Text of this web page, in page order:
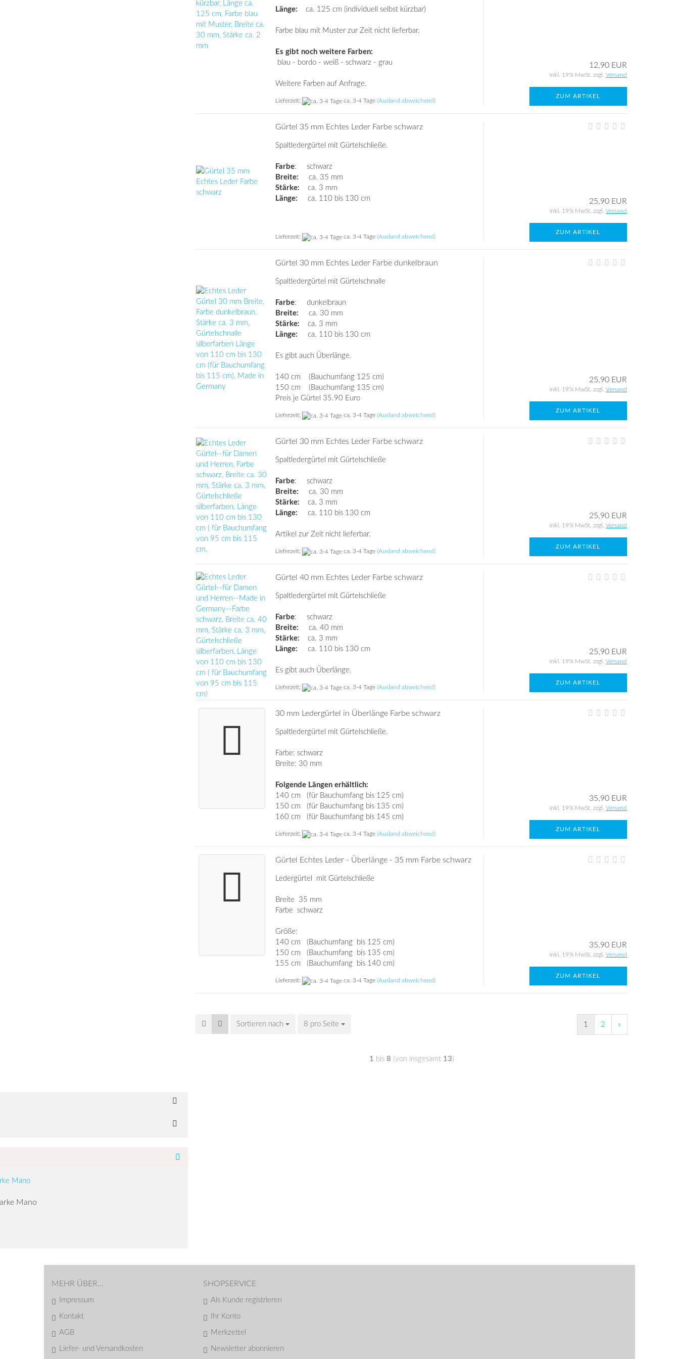
Länge: ca. 125 cm (individuell selbst kürzbar)
Farbe blau mit Muster zur Zeit nicht lieferbar.
Es gibt noch weitere Farben:
blau - bordo - weiß - schwarz - grau
Weitere Farben auf Anfrage.
Lieferzeit: ca. 3-4 Tage (Ausland abweichend)
12,90 EUR
inkl. 19% MwSt. zzgl. Versand
ZUM ARTIKEL
Gürtel 35 mm Echtes Leder Farbe schwarz
Spaltledergürtel mit Gürtelschließe.
Farbe: schwarz
Breite: ca. 35 mm
Stärke: ca. 3 mm
Länge: ca. 110 bis 130 cm
Lieferzeit: ca. 3-4 Tage (Ausland abweichend)
25,90 EUR
inkl. 19% MwSt. zzgl. Versand
ZUM ARTIKEL
Gürtel 30 mm Echtes Leder Farbe dunkelbraun
Spaltledergürtel mit Gürtelschnalle
Farbe: dunkelbraun
Breite: ca. 30 mm
Stärke: ca. 3 mm
Länge: ca. 110 bis 130 cm
Es gibt auch Überlänge.
140 cm (Bauchumfang 125 cm)
150 cm (Bauchumfang 135 cm)
Preis je Gürtel 35.90 Euro
Lieferzeit: ca. 3-4 Tage (Ausland abweichend)
25,90 EUR
inkl. 19% MwSt. zzgl. Versand
ZUM ARTIKEL
Gürtel 30 mm Echtes Leder Farbe schwarz
Spaltledergürtel mit Gürtelschließe
Farbe: schwarz
Breite: ca. 30 mm
Stärke: ca. 3 mm
Länge: ca. 110 bis 130 cm
Artikel zur Zeit nicht lieferbar.
Lieferzeit: ca. 3-4 Tage (Ausland abweichend)
25,90 EUR
inkl. 19% MwSt. zzgl. Versand
ZUM ARTIKEL
Gürtel 40 mm Echtes Leder Farbe schwarz
Spaltledergürtel mit Gürtelschließe
Farbe: schwarz
Breite: ca. 40 mm
Stärke: ca. 3 mm
Länge: ca. 110 bis 130 cm
Es gibt auch Überlänge.
Lieferzeit: ca. 3-4 Tage (Ausland abweichend)
25,90 EUR
inkl. 19% MwSt. zzgl. Versand
ZUM ARTIKEL
30 mm Ledergürtel in Überlänge Farbe schwarz
Spaltledergürtel mit Gürtelschließe.
Farbe: schwarz
Breite: 30 mm
Folgende Längen erhältlich:
140 cm (für Bauchumfang bis 125 cm)
150 cm (für Bauchumfang bis 135 cm)
160 cm (für Bauchumfang bis 145 cm)
Lieferzeit: ca. 3-4 Tage (Ausland abweichend)
35,90 EUR
inkl. 19% MwSt. zzgl. Versand
ZUM ARTIKEL
Gürtel Echtes Leder - Überlänge - 35 mm Farbe schwarz
Ledergürtel mit Gürtelschließe
Breite 35 mm
Farbe schwarz
Größe:
140 cm (Bauchumfang bis 125 cm)
150 cm (Bauchumfang bis 135 cm)
155 cm (Bauchumfang bis 140 cm)
Lieferzeit: ca. 3-4 Tage (Ausland abweichend)
35,90 EUR
inkl. 19% MwSt. zzgl. Versand
ZUM ARTIKEL
Sortieren nach 8 pro Seite 1 2 »
1 bis 8 (von insgesamt 13)
Mano
MEHR ÜBER...
Impressum
Kontakt
AGB
Liefer- und Versandkosten
SHOPSERVICE
Als Kunde registrieren
Ihr Konto
Merkzettel
Newsletter abonnieren